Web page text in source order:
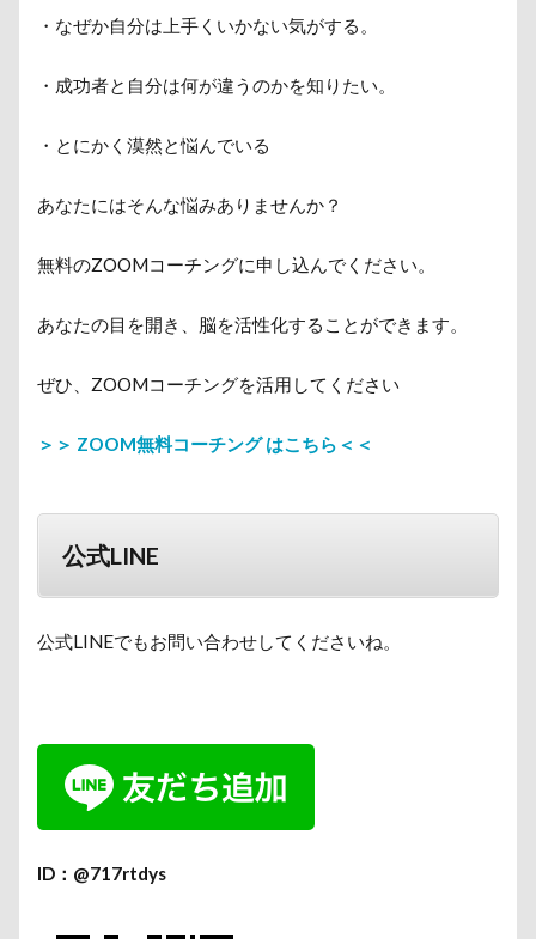
・なぜか自分は上手くいかない気がする。
・成功者と自分は何が違うのかを知りたい。
・とにかく漠然と悩んでいる
あなたにはそんな悩みありませんか？
無料のZOOMコーチングに申し込んでください。
あなたの目を開き、脳を活性化することができます。
ぜひ、ZOOMコーチングを活用してください
＞＞ ZOOM無料コーチング はこちら＜＜
公式LINE
公式LINEでもお問い合わせしてくださいね。
ID：@717rtdys